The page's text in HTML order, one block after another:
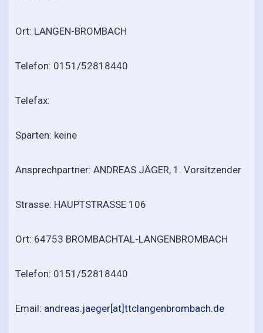
Ort: LANGEN-BROMBACH
Telefon: 0151/52818440
Telefax:
Sparten: keine
Ansprechpartner: ANDREAS JÄGER, 1. Vorsitzender
Strasse: HAUPTSTRASSE 106
Ort: 64753 BROMBACHTAL-LANGENBROMBACH
Telefon: 0151/52818440
Email: andreas.jaeger[at]ttclangenbrombach.de